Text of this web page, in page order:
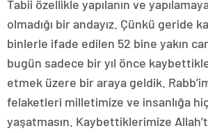
Tabii özellikle yapılanın ve
olmadığı bir andayız. Çünkü geride
binlerle ifade edilen 52 bine yakın
bugün sadece bir yıl önce
etmek üzere bir araya geldik.
felaketleri milletimize ve insanlığa
yaşatmasın. Kaybettiklerimize